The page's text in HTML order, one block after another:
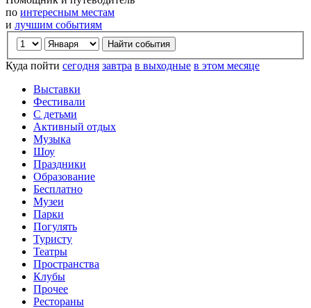
по интересным местам
и лучшим событиям
Куда пойти сегодня завтра в выходные в этом месяце
Выставки
Фестивали
С детьми
Активный отдых
Музыка
Шоу
Праздники
Образование
Бесплатно
Музеи
Парки
Погулять
Туристу
Театры
Пространства
Клубы
Прочее
Рестораны